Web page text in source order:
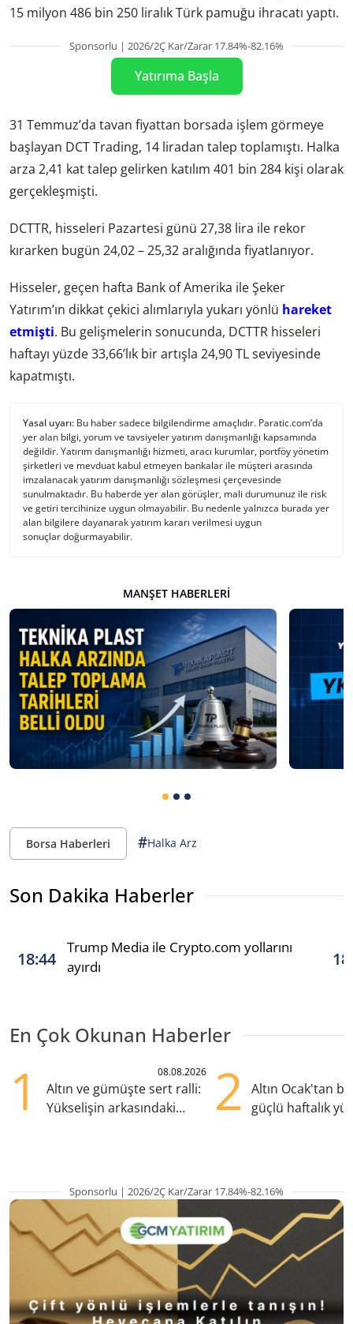
15 milyon 486 bin 250 liralık Türk pamuğu ihracatı yaptı.
Sponsorlu | 2026/2Ç Kar/Zarar 17.84%-82.16%
Yatırıma Başla
31 Temmuz’da tavan fiyattan borsada işlem görmeye
başlayan DCT Trading, 14 liradan talep toplamıştı. Halka
arza 2,41 kat talep gelirken katılım 401 bin 284 kişi olarak
gerçekleşmişti.
DCTTR, hisseleri Pazartesi günü 27,38 lira ile rekor
kırarken bugün 24,02 – 25,32 aralığında fiyatlanıyor.
Hisseler, geçen hafta Bank of Amerika ile Şeker
Yatırım’ın dikkat çekici alımlarıyla yukarı yönlü hareket
etmişti. Bu gelişmelerin sonucunda, DCTTR hisseleri
haftayı yüzde 33,66’lık bir artışla 24,90 TL seviyesinde
kapatmıştı.
Yasal uyarı: Bu haber sadece bilgilendirme amaçlıdır. Paratic.com’da
yer alan bilgi, yorum ve tavsiyeler yatırım danışmanlığı kapsamında
değildir. Yatırım danışmanlığı hizmeti, aracı kurumlar, portföy yönetim
şirketleri ve mevduat kabul etmeyen bankalar ile müşteri arasında
imzalanacak yatırım danışmanlığı sözleşmesi çerçevesinde
sunulmaktadır. Bu haberde yer alan görüşler, mali durumunuz ile risk
ve getiri tercihinize uygun olmayabilir. Bu nedenle yalnızca burada yer
alan bilgilere dayanarak yatırım kararı verilmesi uygun
sonuçlar doğurmayabilir.
MANŞET HABERLERI
Borsa Haberleri #Halka Arz
Son Dakika Haberler
18:44
Trump Media ile Crypto.com yollarını
ayırdı
En Çok Okunan Haberler
1 08.08.2026
Altın ve gümüşte sert ralli:
Yükselişin arkasındaki
2
Altın Ocak'tan
güçlü haftalık
Sponsorlu | 2026/2Ç Kar/Zarar 17.84%-82.16%